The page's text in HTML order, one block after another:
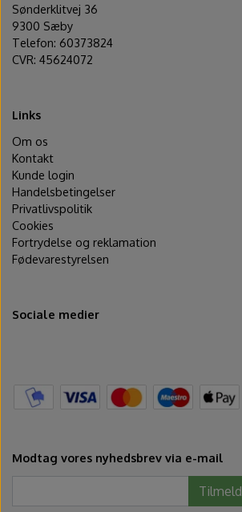
Sønderklitvej 36
9300 Sæby
Telefon: 60373824
CVR: 45624072
Links
Om os
Kontakt
Kunde login
Handelsbetingelser
Privatlivspolitik
Cookies
Fortrydelse og reklamation
Fødevarestyrelsen
Sociale medier
Modtag vores nyhedsbrev via e-mail
Tilmeld